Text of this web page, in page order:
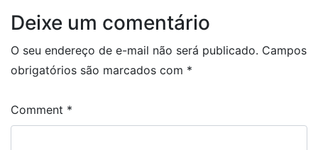
Deixe um comentário
O seu endereço de e-mail não será publicado. Campos
obrigatórios são marcados com *
Comment *